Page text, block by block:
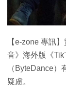
【e-zone 專訊
音》海外版《
（ByteDance）
疑慮。